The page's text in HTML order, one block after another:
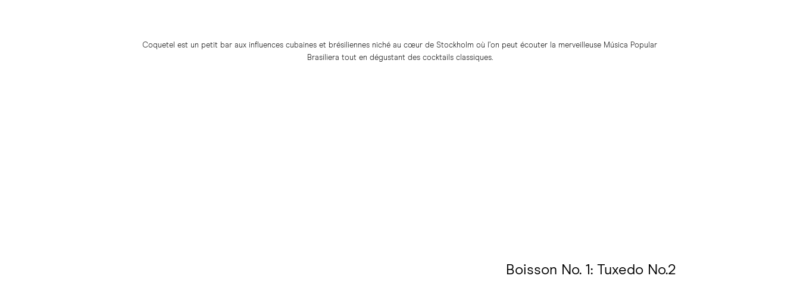
Coquetel est un petit bar aux influences cubaines et brésiliennes niché au cœur de Stockholm où l’on peut écouter la merveilleuse Música Popular
Brasiliera tout en dégustant des cocktails classiques.
Boisson No. 1: Tuxedo No.2